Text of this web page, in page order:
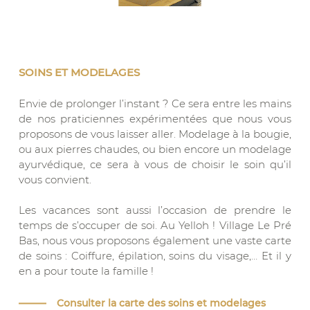
SOINS ET MODELAGES
Envie de prolonger l’instant ? Ce sera entre les mains
de nos praticiennes expérimentées que nous vous
proposons de vous laisser aller. Modelage à la bougie,
ou aux pierres chaudes, ou bien encore un modelage
ayurvédique, ce sera à vous de choisir le soin qu’il
vous convient.
Les vacances sont aussi l’occasion de prendre le
temps de s’occuper de soi. Au Yelloh ! Village Le Pré
Bas, nous vous proposons également une vaste carte
de soins : Coiffure, épilation, soins du visage,… Et il y
en a pour toute la famille !
Consulter la carte des soins et modelages